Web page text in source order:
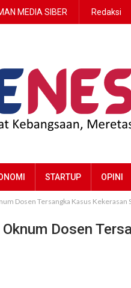
MEDIA SIBER Redaksi
STARTUP OPINI
Dosen Tersangka Kasus Kekerasan
Dosen